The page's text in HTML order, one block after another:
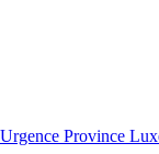
Urgence Province